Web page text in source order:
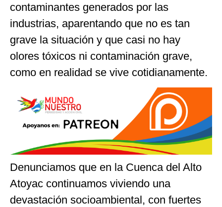
contaminantes generados por las
industrias, aparentando que no es tan
grave la situación y que casi no hay
olores tóxicos ni contaminación grave,
como en realidad se vive cotidianamente.
Denunciamos que en la Cuenca del Alto
Atoyac continuamos viviendo una
devastación socioambiental, con fuertes